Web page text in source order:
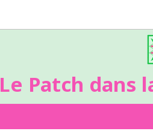
Le Patch dans